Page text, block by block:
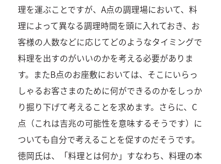
理を運ぶことですが、A点の調理場において、料
理によって異なる調理時間を頭に入れておき、お
客様の人数などに応じてどのようなタイミングで
料理を出すのがいいのかを考える必要がありま
す。またB点のお座敷においては、そこにいらっ
しゃるお客さまのために何ができるのかをしっか
り掘り下げて考えることを求めます。さらに、C
点（これは吉兆の可能性を意味するそうです）に
ついても自分で考えることを促すのだそうです。
徳岡氏は、「料理とは何か」すなわち、料理の本